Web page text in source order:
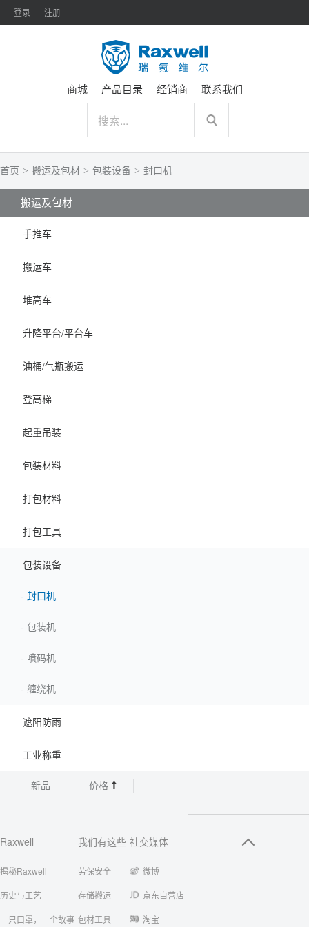
登录 注册
商城 产品目录 经销商 联系我们
首页 > 搬运及包材 > 包装设备 > 封口机
搬运及包材
手推车
搬运车
堆高车
升降平台/平台车
油桶/气瓶搬运
登高梯
起重吊装
包装材料
打包材料
打包工具
包装设备
- 封口机
- 包装机
- 喷码机
- 缠绕机
遮阳防雨
工业称重
新品 价格
Raxwell
揭秘Raxwell
历史与工艺
一只口罩，一个故事
我们有这些
劳保安全
存储搬运
包材工具
社交媒体
微博
京东自营店
淘宝